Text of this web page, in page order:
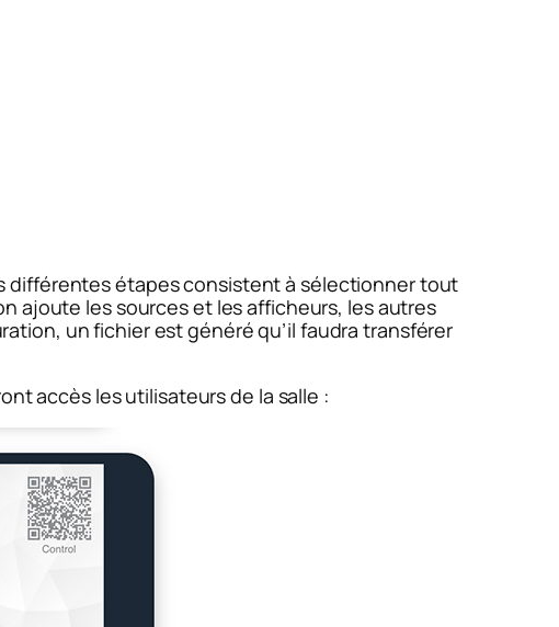
différentes étapes consistent à sélectionner tout
ajoute les sources et les afficheurs, les autres
un fichier est généré qu’il faudra transférer
accès les utilisateurs de la salle :